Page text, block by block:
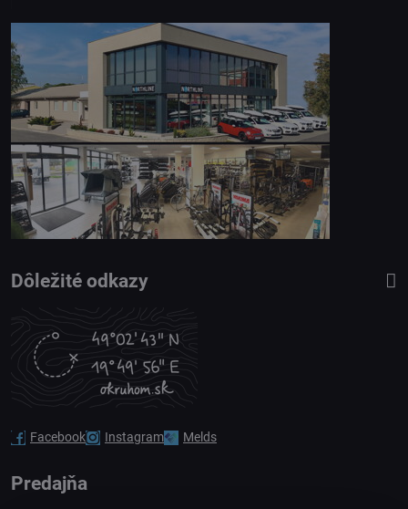
Dôležité odkazy
Facebook Instagram Melds
Predajňa